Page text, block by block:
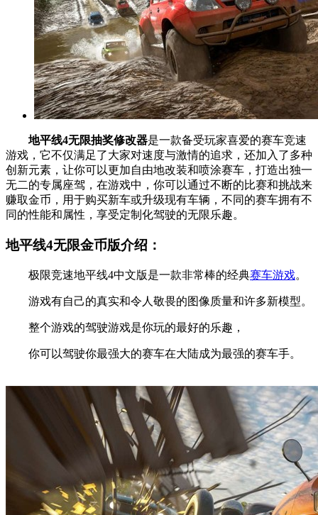
地平线4无限抽奖修改器是一款备受玩家喜爱的赛车竞速
游戏，它不仅满足了大家对速度与激情的追求，还加入了多种
创新元素，让你可以更加自由地改装和喷涂赛车，打造出独一
无二的专属座驾，在游戏中，你可以通过不断的比赛和挑战来
赚取金币，用于购买新车或升级现有车辆，不同的赛车拥有不
同的性能和属性，享受定制化驾驶的无限乐趣。
地平线4无限金币版介绍：
极限竞速地平线4中文版是一款非常棒的经典赛车游戏。
游戏有自己的真实和令人敬畏的图像质量和许多新模型。
整个游戏的驾驶游戏是你玩的最好的乐趣，
你可以驾驶你最强大的赛车在大陆成为最强的赛车手。